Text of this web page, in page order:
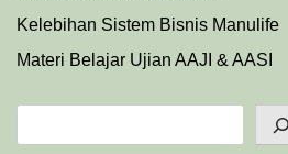
Kelebihan Sistem Bisnis Manulife
Materi Belajar Ujian AAJI & AASI